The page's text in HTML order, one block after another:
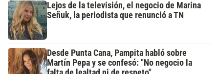
Lejos de la televisión, el negocio de Marina
Señuk, la periodista que renunció a TN
Desde Punta Cana, Pampita habló sobre
Martín Pepa y se confesó: "No negocio la